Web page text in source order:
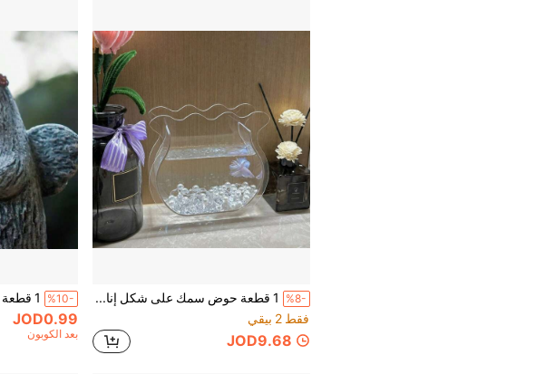
%8-
1 قطعة حوض سمك على شكل إناء، حوض مائي منزلي، حوض سمك ذهبي شفاف لغرفة المعيشة، منظر طبيعي صغير للمكتب، تصميم نورديك INS بحافة متموجة غير متماثلة شفافة، حوض سمك زجاجي عالي الشفافية مزدوج الاستخدام لسمك البيتا والسمك الذهبي، ديكور مكتب ومنزلي، تنسيق زهور مائي منزلي
فقط 2 بيقي
JOD9.68
%10-
JOD0.99
بعد الكوبون